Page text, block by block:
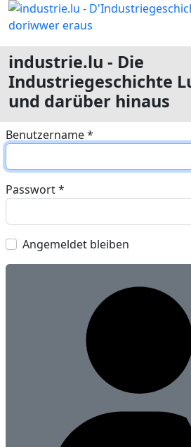
industrie.lu - Die
Industriegeschichte
und darüber hinaus
Benutzername*
Passwort*
Angemeldet bleiben